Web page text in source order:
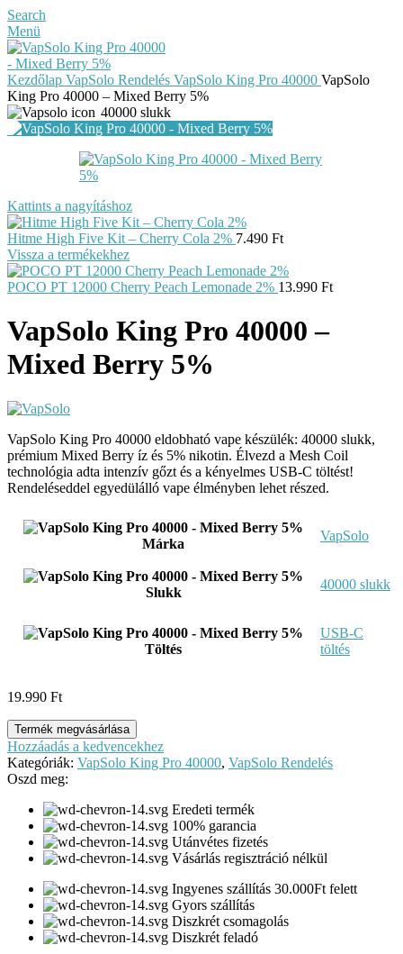
Search
Menü
Kezdőlap VapSolo Rendelés VapSolo King Pro 40000 VapSolo
King Pro 40000 – Mixed Berry 5%
40000 slukk
Kattints a nagyításhoz
Hitme High Five Kit – Cherry Cola 2% 7.490 Ft
Vissza a termékekhez
POCO PT 12000 Cherry Peach Lemonade 2% 13.990 Ft
VapSolo King Pro 40000 –
Mixed Berry 5%
VapSolo King Pro 40000 eldobható vape készülék: 40000 slukk,
prémium Mixed Berry íz és 5% nikotin. Élvezd a Mesh Coil
technológia adta intenzív gőzt és a kényelmes USB-C töltést!
Rendeléseddel egyedülálló vape élményben lehet részed.
Márka
VapSolo
Slukk
40000 slukk
Töltés
USB-C
töltés
19.990 Ft
Termék megvásárlása
Hozzáadás a kedvencekhez
Kategóriák: VapSolo King Pro 40000, VapSolo Rendelés
Oszd meg:
Eredeti termék
100% garancia
Utánvétes fizetés
Vásárlás regisztráció nélkül
Ingyenes szállítás 30.000Ft felett
Gyors szállítás
Diszkrét csomagolás
Diszkrét feladó